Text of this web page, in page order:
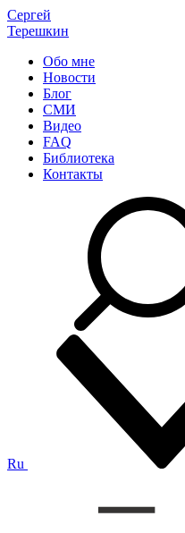
Сергей
Терешкин
Обо мне
Новости
Блог
СМИ
Видео
FAQ
Библиотека
Контакты
Ru